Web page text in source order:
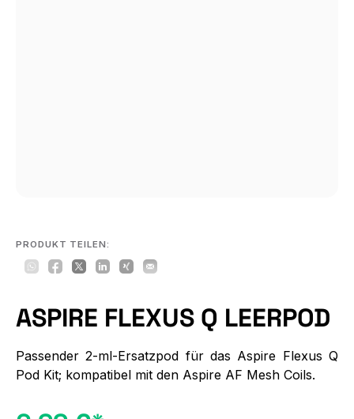
PRODUKT TEILEN:
ASPIRE FLEXUS Q LEERPOD
Passender 2-ml-Ersatzpod für das Aspire Flexus Q
Pod Kit; kompatibel mit den Aspire AF Mesh Coils.